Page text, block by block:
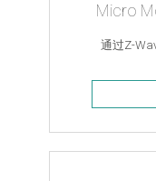
Micro
通过Z-